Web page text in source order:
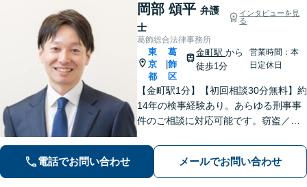
岡部 頌平 弁護
士
インタビューを見
る
葛飾総合法律事務所
東
京
都
葛
飾
区
金町駅から
徒歩1分
営業時間：本
日定休日
【金町駅1分】【初回相談30分無料】約
14年の検事経験あり。あらゆる刑事事
件のご相談に対応可能です。窃盗／詐
事件は早急にご相談ください。【相続
事件もお任せください】遺産分割協
議・調停／遺留分／遺言書作成など幅
電話でお問い合わせ メールでお問い合わせ